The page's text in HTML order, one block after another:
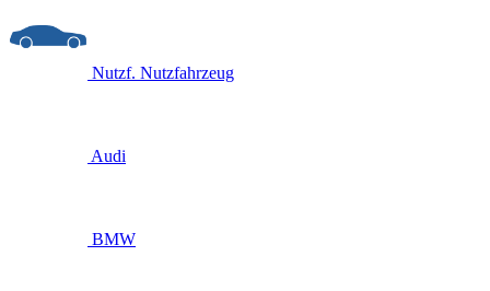
Nutzf. Nutzfahrzeug
Audi
BMW